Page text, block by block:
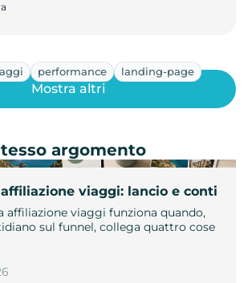
performance landing-page
viaggi: lancio e conti
affiliazione viaggi funziona quando,
sul funnel, collega quattro cose
Mostra altri
argomento